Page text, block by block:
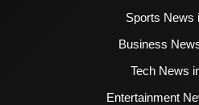
Sports News
Business
Tech News
Entertainment